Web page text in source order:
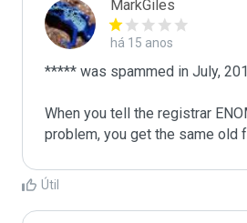
MarkGiles
há 15 anos
***** was spammed in July,
When you tell the registrar
problem, you get the same old
Útil